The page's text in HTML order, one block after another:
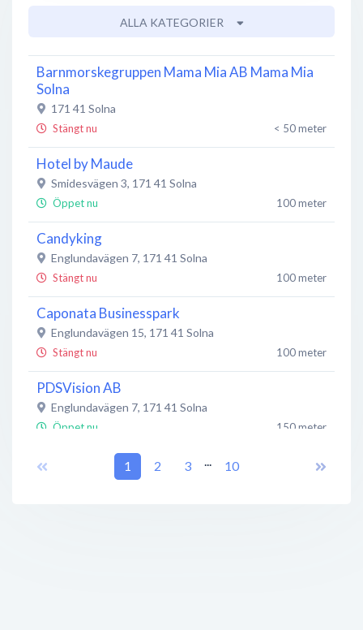
ALLA KATEGORIER
Barnmorskegruppen Mama Mia AB Mama Mia
Solna
171 41 Solna
Stängt nu < 50 meter
Hotel by Maude
Smidesvägen 3, 171 41 Solna
Öppet nu 100 meter
Candyking
Englundavägen 7, 171 41 Solna
Stängt nu 100 meter
Caponata Businesspark
Englundavägen 15, 171 41 Solna
Stängt nu 100 meter
PDSVision AB
Englundavägen 7, 171 41 Solna
Öppet nu 150 meter
eMusclefitness AB/Westninefitness
Englundavägen 7 Nb
1 2 3 ... 10